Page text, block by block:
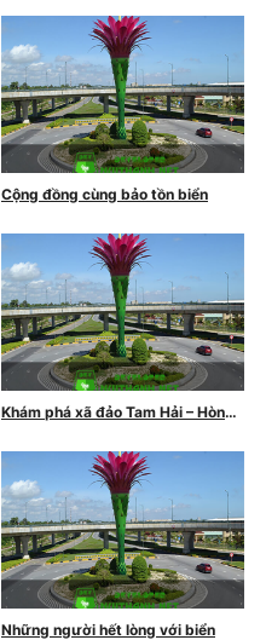
Cộng đồng cùng bảo tồn biển
Khám phá xã đảo Tam Hải – Hòn
Những người hết lòng với biển